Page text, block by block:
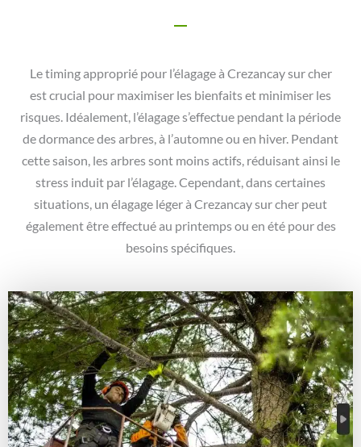
Le timing approprié pour l’élagage à Crezancay sur cher
est crucial pour maximiser les bienfaits et minimiser les
risques. Idéalement, l’élagage s’effectue pendant la période
de dormance des arbres, à l’automne ou en hiver. Pendant
cette saison, les arbres sont moins actifs, réduisant ainsi le
stress induit par l’élagage. Cependant, dans certaines
situations, un élagage léger à Crezancay sur cher peut
également être effectué au printemps ou en été pour des
besoins spécifiques.